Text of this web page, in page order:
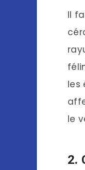
Il
les
le
2.